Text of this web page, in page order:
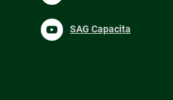
SAG Capacita